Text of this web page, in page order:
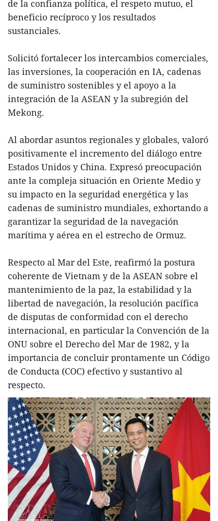
de la confianza política, el respeto mutuo, el
beneficio recíproco y los resultados
sustanciales.
Solicitó fortalecer los intercambios comerciales,
las inversiones, la cooperación en IA, cadenas
de suministro sostenibles y el apoyo a la
integración de la ASEAN y la subregión del
Mekong.
Al abordar asuntos regionales y globales, valoró
positivamente el incremento del diálogo entre
Estados Unidos y China. Expresó preocupación
ante la compleja situación en Oriente Medio y
su impacto en la seguridad energética y las
cadenas de suministro mundiales, exhortando a
garantizar la seguridad de la navegación
marítima y aérea en el estrecho de Ormuz.
Respecto al Mar del Este, reafirmó la postura
coherente de Vietnam y de la ASEAN sobre el
mantenimiento de la paz, la estabilidad y la
libertad de navegación, la resolución pacífica
de disputas de conformidad con el derecho
internacional, en particular la Convención de la
ONU sobre el Derecho del Mar de 1982, y la
importancia de concluir prontamente un Código
de Conducta (COC) efectivo y sustantivo al
respecto.